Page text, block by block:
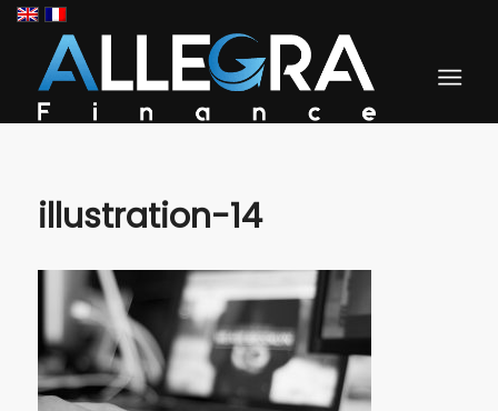
illustration-14